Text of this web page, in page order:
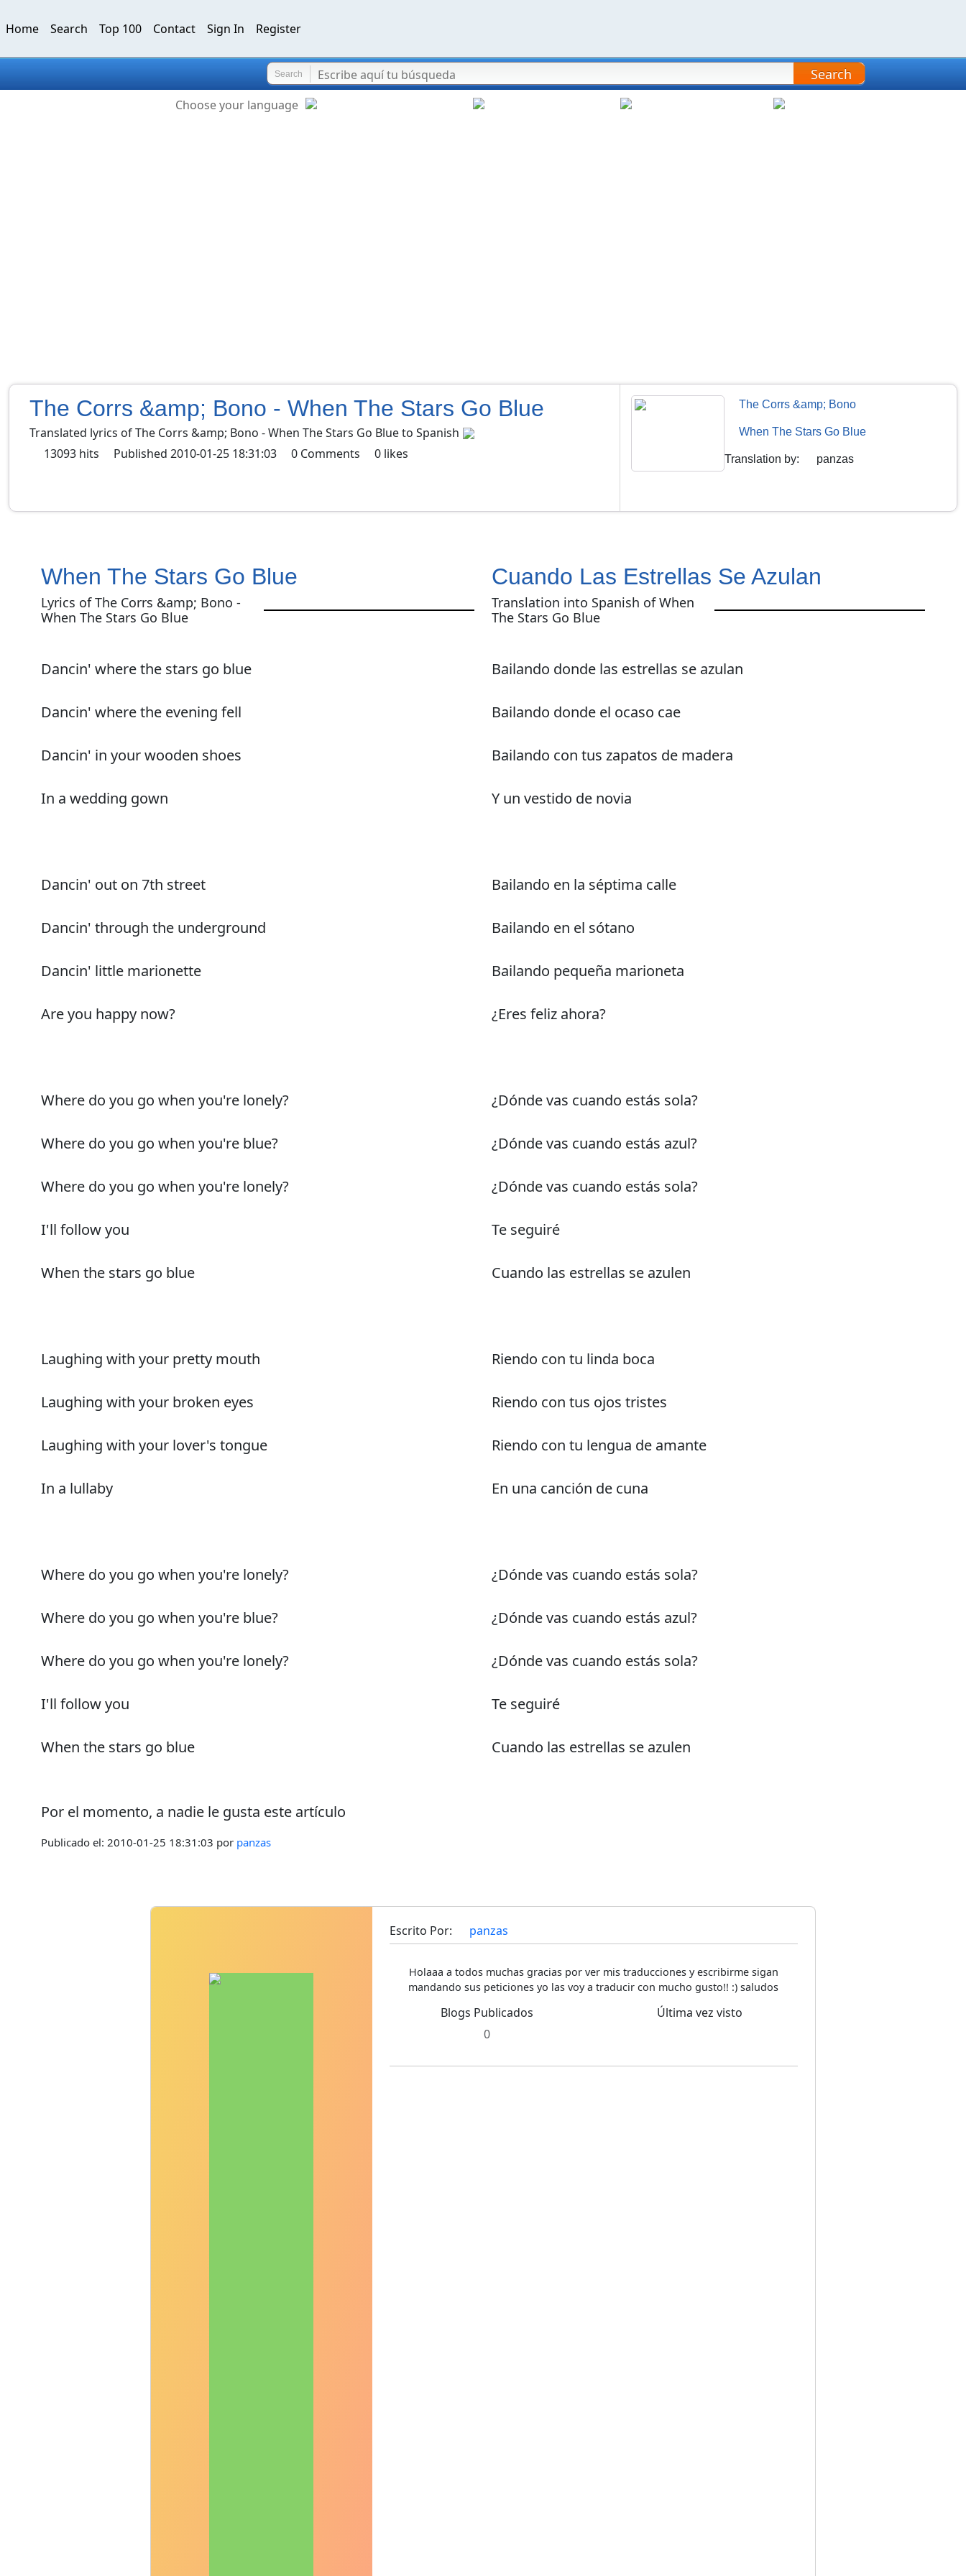
Home Search Top 100 Contact Sign In Register
Search Search
Choose your language
The Corrs &amp; Bono - When The Stars Go Blue
Translated lyrics of The Corrs &amp; Bono - When The Stars Go Blue to Spanish
13093 hits Published 2010-01-25 18:31:03 0 Comments 0 likes
The Corrs &amp; Bono
When The Stars Go Blue
Translation by: panzas
When The Stars Go Blue
Lyrics of The Corrs &amp; Bono -
When The Stars Go Blue
Dancin' where the stars go blue
Dancin' where the evening fell
Dancin' in your wooden shoes
In a wedding gown
Dancin' out on 7th street
Dancin' through the underground
Dancin' little marionette
Are you happy now?
Where do you go when you're lonely?
Where do you go when you're blue?
Where do you go when you're lonely?
I'll follow you
When the stars go blue
Laughing with your pretty mouth
Laughing with your broken eyes
Laughing with your lover's tongue
In a lullaby
Where do you go when you're lonely?
Where do you go when you're blue?
Where do you go when you're lonely?
I'll follow you
When the stars go blue
Por el momento, a nadie le gusta este artículo
Publicado el: 2010-01-25 18:31:03 por panzas
Cuando Las Estrellas Se Azulan
Translation into Spanish of When
The Stars Go Blue
Bailando donde las estrellas se azulan
Bailando donde el ocaso cae
Bailando con tus zapatos de madera
Y un vestido de novia
Bailando en la séptima calle
Bailando en el sótano
Bailando pequeña marioneta
¿Eres feliz ahora?
¿Dónde vas cuando estás sola?
¿Dónde vas cuando estás azul?
¿Dónde vas cuando estás sola?
Te seguiré
Cuando las estrellas se azulen
Riendo con tu linda boca
Riendo con tus ojos tristes
Riendo con tu lengua de amante
En una canción de cuna
¿Dónde vas cuando estás sola?
¿Dónde vas cuando estás azul?
¿Dónde vas cuando estás sola?
Te seguiré
Cuando las estrellas se azulen
Escrito Por: panzas
Holaaa a todos muchas gracias por ver mis traducciones y escribirme sigan
mandando sus peticiones yo las voy a traducir con mucho gusto!! :) saludos
Blogs Publicados
0
Última vez visto